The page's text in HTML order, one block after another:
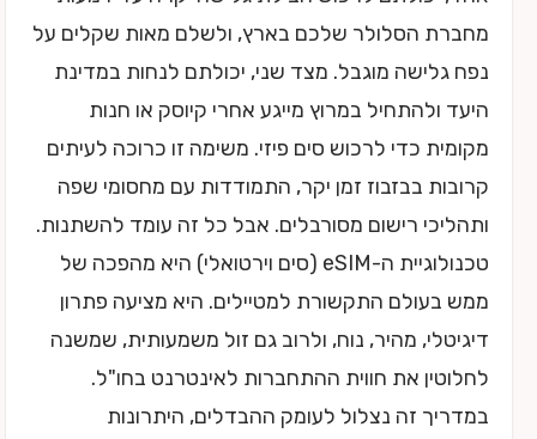
מחברת הסלולר שלכם בארץ, ולשלם מאות שקלים על
נפח גלישה מוגבל. מצד שני, יכולתם לנחות במדינת
היעד ולהתחיל במרוץ מייגע אחרי קיוסק או חנות
מקומית כדי לרכוש סים פיזי. משימה זו כרוכה לעיתים
קרובות בבזבוז זמן יקר, התמודדות עם מחסומי שפה
ותהליכי רישום מסורבלים. אבל כל זה עומד להשתנות.
טכנולוגיית ה-eSIM (סים וירטואלי) היא מהפכה של
ממש בעולם התקשורת למטיילים. היא מציעה פתרון
דיגיטלי, מהיר, נוח, ולרוב גם זול משמעותית, שמשנה
לחלוטין את חווית ההתחברות לאינטרנט בחו"ל.
במדריך זה נצלול לעומק ההבדלים, היתרונות